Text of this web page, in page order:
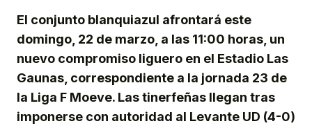
El conjunto blanquiazul afrontará este
domingo, 22 de marzo, a las 11:00 horas, un
nuevo compromiso liguero en el Estadio Las
Gaunas, correspondiente a la jornada 23 de
la Liga F Moeve. Las tinerfeñas llegan tras
imponerse con autoridad al Levante UD (4-0)